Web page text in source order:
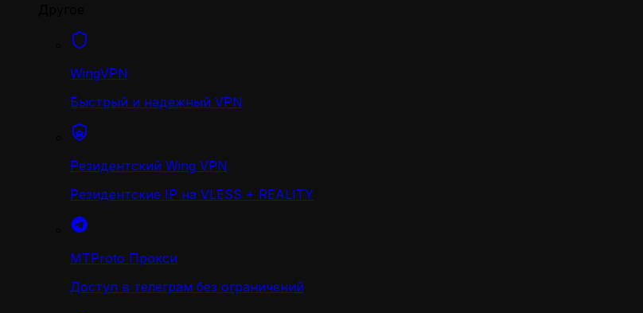
WingVPN
Быстрый и надежный VPN
Резидентский Wing VPN
Резидентские IP на VLESS + REALITY
MTProto Прокси
Доступ в телеграм без ограничений